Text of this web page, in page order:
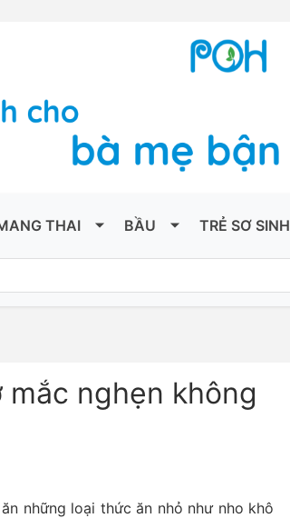
THAI BẦU TRẺ SƠ SINH
nghẹn không
những loại thức ăn nhỏ như nho khô